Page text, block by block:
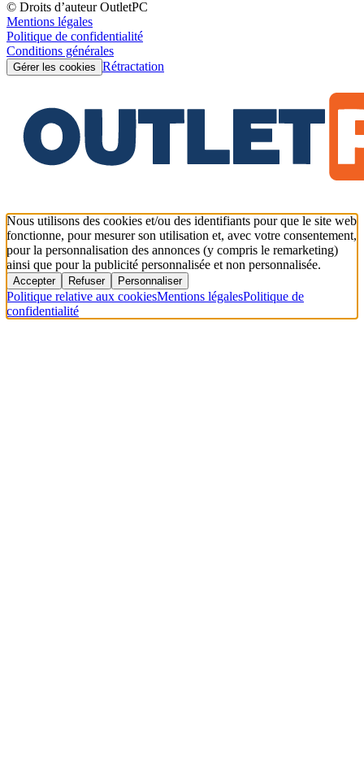
© Droits d’auteur OutletPC
Mentions légales
Politique de confidentialité
Conditions générales
Gérer les cookies Rétractation
Nous utilisons des cookies et/ou des identifiants pour que le site web
fonctionne, pour mesurer son utilisation et, avec votre consentement,
pour la personnalisation des annonces (y compris le remarketing)
ainsi que pour la publicité personnalisée et non personnalisée.
Accepter Refuser Personnaliser
Politique relative aux cookiesMentions légalesPolitique de
confidentialité